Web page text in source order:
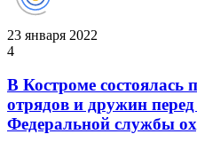
23 января 2022
4
В Костроме состоялась
отрядов и дружин
Федеральной службы